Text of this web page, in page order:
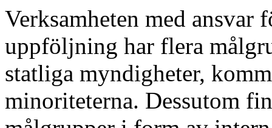
Verksamheten med
uppföljning har flera
statliga myndigheter,
minoriteterna. Dessutom